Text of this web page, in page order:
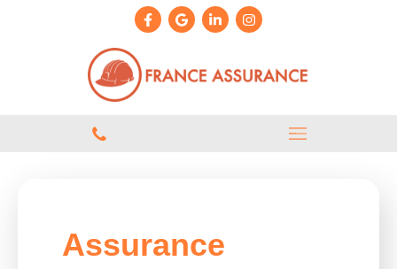
Assurance